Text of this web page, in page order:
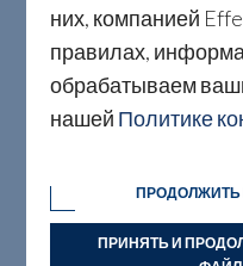
них, компанией
правилах,
обрабатываем
нашей Политике
ПРОДОЛЖИТЬ
ПРИНЯТЬ И